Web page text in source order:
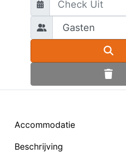
Accommodatie
Beschrijving